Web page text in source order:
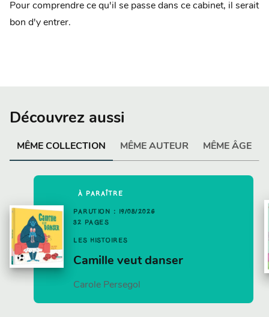
Pour comprendre ce qu'il se passe dans ce cabinet, il serait
bon d'y entrer.
Découvrez aussi
MÊME COLLECTION MÊME AUTEUR MÊME ÂGE
À PARAÎTRE
PARUTION : 19/08/2026
32 PAGES
LES HISTOIRES
Camille veut danser
Carole Persegol